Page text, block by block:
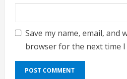
Save my name, email, and
browser for the next time I